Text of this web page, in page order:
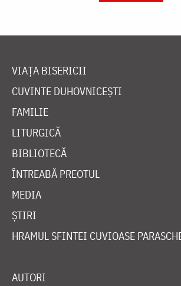
VIAȚA BISERICII
CUVINTE DUHOVNICEȘTI
FAMILIE
LITURGICĂ
BIBLIOTECĂ
ÎNTREABĂ PREOTUL
MEDIA
ȘTIRI
HRAMUL SFINTEI CUVIOASE
AUTORI